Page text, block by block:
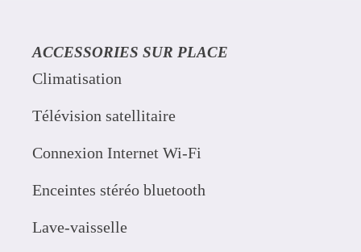
ACCESSORIES SUR PLACE
Climatisation
Télévision satellitaire
Connexion Internet Wi-Fi
Enceintes stéréo bluetooth
Lave-vaisselle